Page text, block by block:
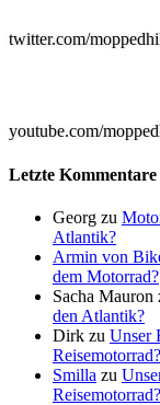
twitter.com/
youtube.com/
Letzte Kommentare
Georg zu
Atlantik?
Armin von
dem Motorrad?
Sacha Mauron
den Atlantik?
Dirk zu Unser
Reisemotorrad?
Smilla zu
Reisemotorrad?